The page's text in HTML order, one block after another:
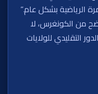
الرياضية بشكل عام.”
من الكونغرس، لا
التقليدي للولايات